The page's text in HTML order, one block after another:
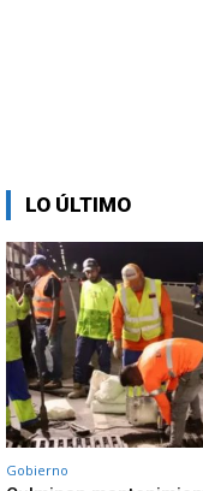
LO ÚLTIMO
Gobierno